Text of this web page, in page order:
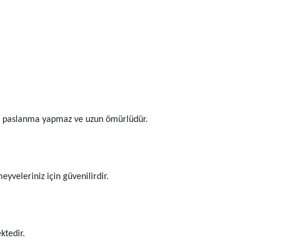
yapmaz ve uzun ömürlüdür.
için güvenilirdir.